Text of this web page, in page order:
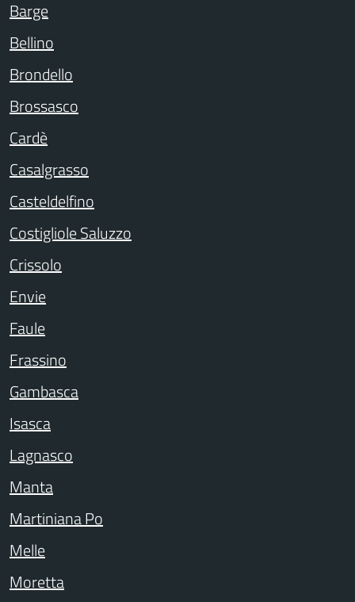
Barge
Bellino
Brondello
Brossasco
Cardè
Casalgrasso
Casteldelfino
Costigliole Saluzzo
Crissolo
Envie
Faule
Frassino
Gambasca
Isasca
Lagnasco
Manta
Martiniana Po
Melle
Moretta